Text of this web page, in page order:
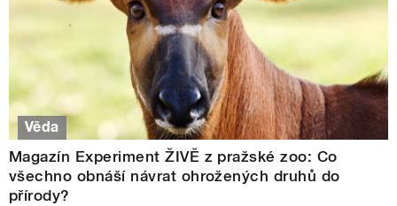
Věda
Magazín Experiment ŽIVĚ z pražské zoo: Co
všechno obnáší návrat ohrožených druhů do
přírody?